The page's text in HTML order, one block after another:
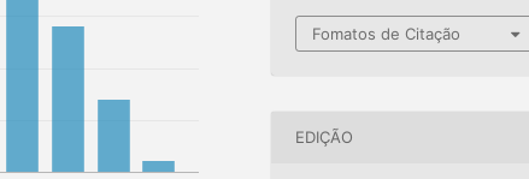
Fomatos de Citação
EDIÇÃO